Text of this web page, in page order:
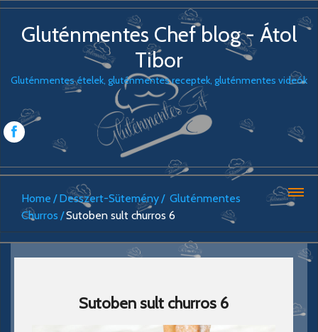
Gluténmentes Chef blog - Átol
Tibor
Gluténmentes ételek, gluténmentes receptek, gluténmentes videók
Home Desszert-Sütemény
Gluténmentes
Churros
Sutoben sult churros 6
Sutoben sult churros 6